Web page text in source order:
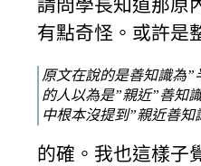
請問學長知道那原
有點奇怪。或許是
原文在說的是善知識為”
的人以為是”親近”善知
中根本沒提到”親近善
的確。我也這樣子